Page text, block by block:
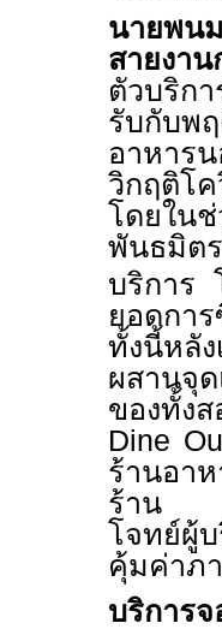
นายพน
สายงา
ตัวบริก
รับกับพ
อาหาร
วิกฤติโ
โดยในช่
พันธมิต
บริการ
ยอดกา
ทั้งนี้หลัง
ผสานจุ
ของทั้ง
Dine
ร้านอา
ร้าน เ
โจทย์ผู้
คุ้มค่าภ
บริการจ